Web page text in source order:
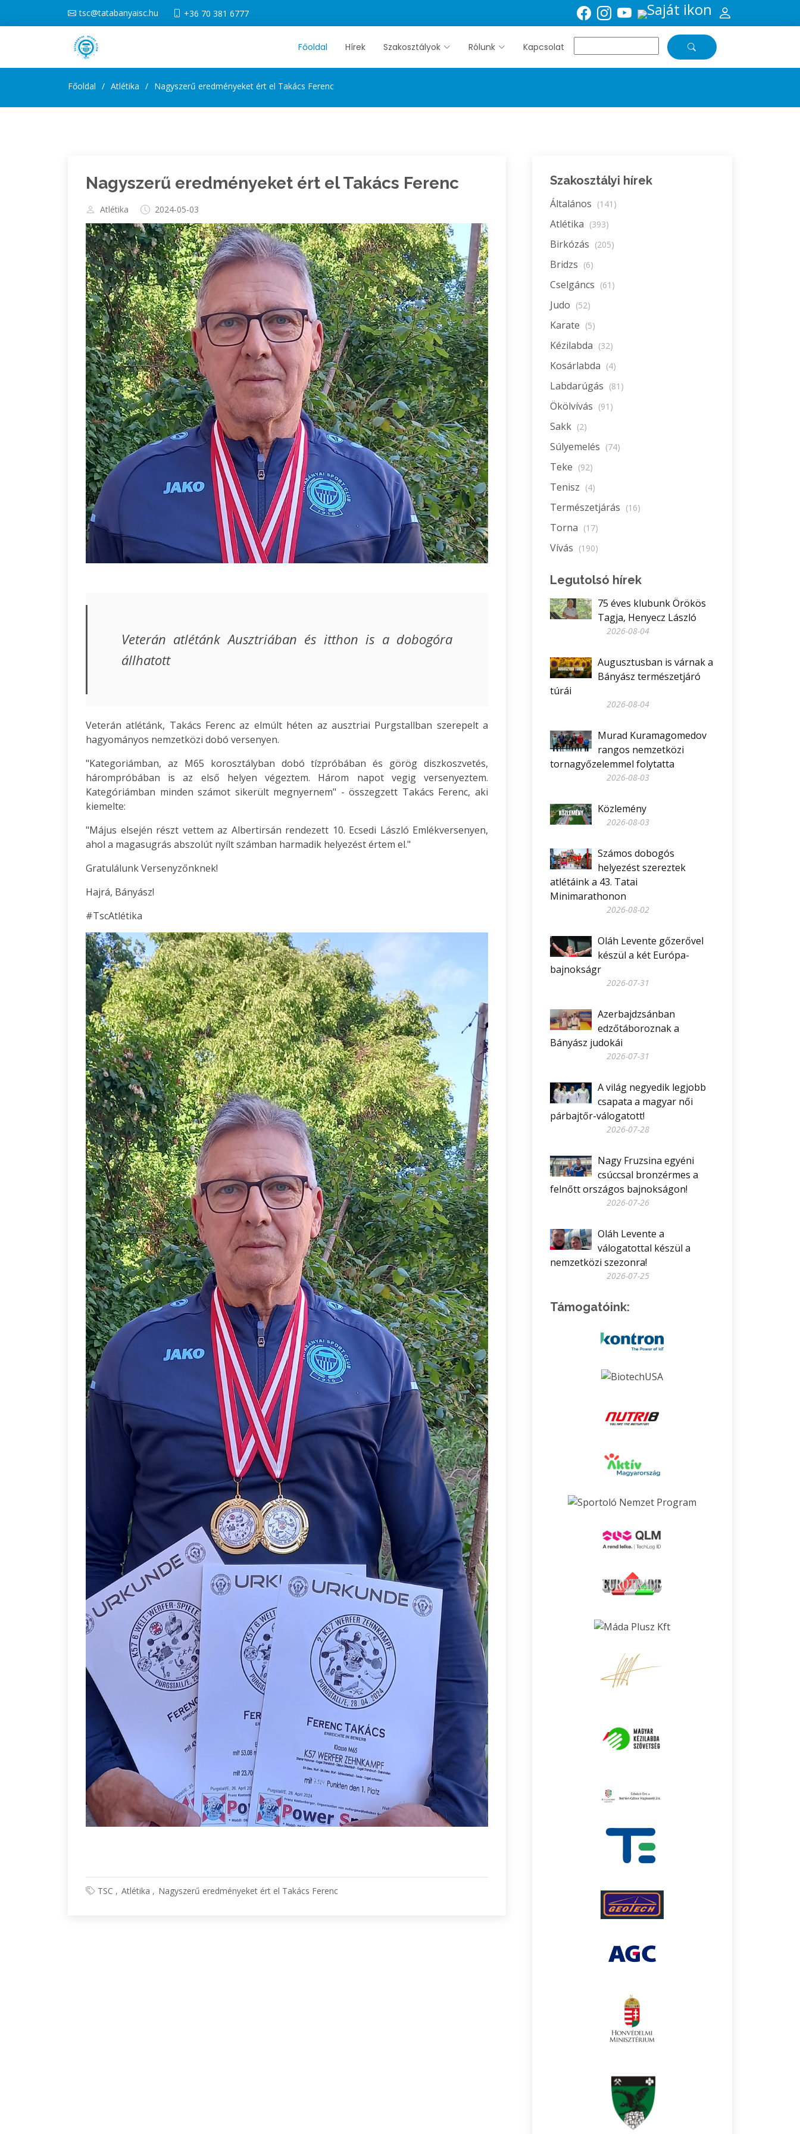
tsc@tatabanyaisc.hu +36 70 381 6777
Főoldal Hírek Szakosztályok Rólunk Kapcsolat
Főoldal Atlétika Nagyszerű eredményeket ért el Takács Ferenc
Nagyszerű eredményeket ért el Takács Ferenc
Atlétika 2024-05-03
Veterán atlétánk Ausztriában és itthon is a dobogóra
állhatott
Veterán atlétánk, Takács Ferenc az elmúlt héten az ausztriai Purgstallban szerepelt a
hagyományos nemzetközi dobó versenyen.
"Kategoriámban, az M65 korosztályban dobó tízpróbában és görög diszkoszvetés,
hárompróbában is az első helyen végeztem. Három napot vegig versenyeztem.
Kategóriámban minden számot sikerült megnyernem" - összegzett Takács Ferenc, aki
kiemelte:
"Május elsején részt vettem az Albertirsán rendezett 10. Ecsedi László Emlékversenyen,
ahol a magasugrás abszolút nyílt számban harmadik helyezést értem el."
Gratulálunk Versenyzőnknek!
Hajrá, Bányász!
#TscAtlétika
TSC Atlétika Nagyszerű eredményeket ért el Takács Ferenc
Szakosztályi hírek
Általános (141)
Atlétika (393)
Birkózás (205)
Bridzs (6)
Cselgáncs (61)
Judo (52)
Karate (5)
Kézilabda (32)
Kosárlabda (4)
Labdarúgás (81)
Ökölvívás (91)
Sakk (2)
Súlyemelés (74)
Teke (92)
Tenisz (4)
Természetjárás (16)
Torna (17)
Vívás (190)
Legutolsó hírek
75 éves klubunk Örökös
Tagja, Henyecz László
2026-08-04
Augusztusban is várnak a
Bányász természetjáró
túrái
2026-08-04
Murad Kuramagomedov
rangos nemzetközi
tornagyőzelemmel folytatta
2026-08-03
Közlemény
2026-08-03
Számos dobogós
helyezést szereztek
atlétáink a 43. Tatai
Minimarathonon
2026-08-02
Oláh Levente gőzerővel
készül a két Európa-
bajnokságr
2026-07-31
Azerbajdzsánban
edzőtáboroznak a
Bányász judokái
2026-07-31
A világ negyedik legjobb
csapata a magyar női
párbajtőr-válogatott!
2026-07-28
Nagy Fruzsina egyéni
csúccsal bronzérmes a
felnőtt országos bajnokságon!
2026-07-26
Oláh Levente a
válogatottal készül a
nemzetközi szezonra!
2026-07-25
Támogatóink: